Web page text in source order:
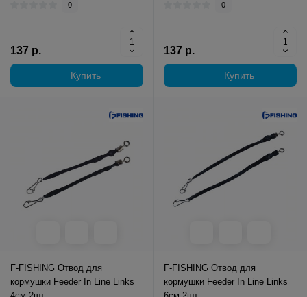
0
137 р.
Купить
0
137 р.
Купить
F-FISHING Отвод для
кормушки Feeder In Line Links
F-FISHING Отвод для
кормушки Feeder In Line Links